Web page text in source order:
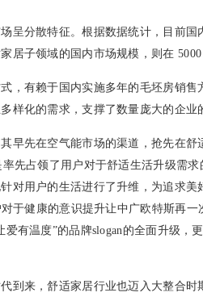
分散特征。根据数据统计，目前国
居子领域的国内市场规模，则在 5000
有赖于国内实施多年的毛坯房销售
样化的需求，支撑了数量庞大的企业
先在空气能市场的渠道，抢先在舒
先占领了用户对于舒适生活升级需
对用户的生活进行了升维，为追求美
于健康的意识提升让中广欧特斯再一
爱有温度”的品牌slogan的全面升级，
来，舒适家居行业也迈入大整合时